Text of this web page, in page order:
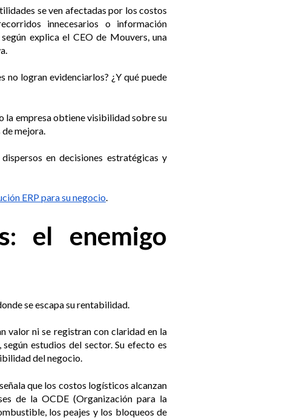
se ven afectadas por los costos
innecesarios o información
, según explica el CEO de Mouvers, una
no logran evidenciarlos? ¿Y qué puede
la empresa obtiene visibilidad sobre su
mejora.
en decisiones estratégicas y
ERP para su negocio.
el enemigo
se escapa su rentabilidad.
valor ni se registran con claridad en la
, según estudios del sector. Su efecto es
del negocio.
que los costos logísticos alcanzan
de la OCDE (Organización para la
los peajes y los bloqueos de